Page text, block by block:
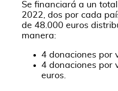
Se financiará a un
2022, dos por cada
de 48.000 euros
manera:
4 donaciones por
4 donaciones por
euros.